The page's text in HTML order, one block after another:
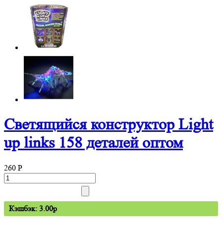
Светящийся конструктор Light
up links 158 деталей оптом
260 P
Кэшбэк: 3.00p